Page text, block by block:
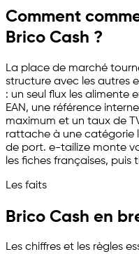
Comment
Brico Cash ?
La place de marché
structure avec les autres
: un seul flux les alimente
EAN, une référence
maximum et un taux de
rattache à une catégorie
de port. e-tailize monte
les fiches françaises,
Les faits
Brico Cash en
Les chiffres et les règles